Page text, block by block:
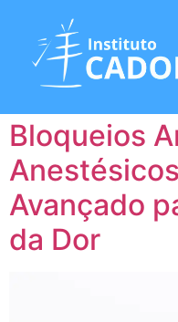
Tag:
Bloqueios
Avançado
da Dor